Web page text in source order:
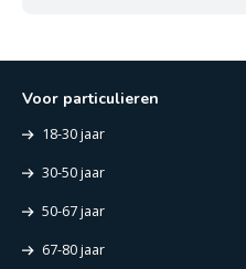
Voor particulieren
18-30 jaar
30-50 jaar
50-67 jaar
67-80 jaar